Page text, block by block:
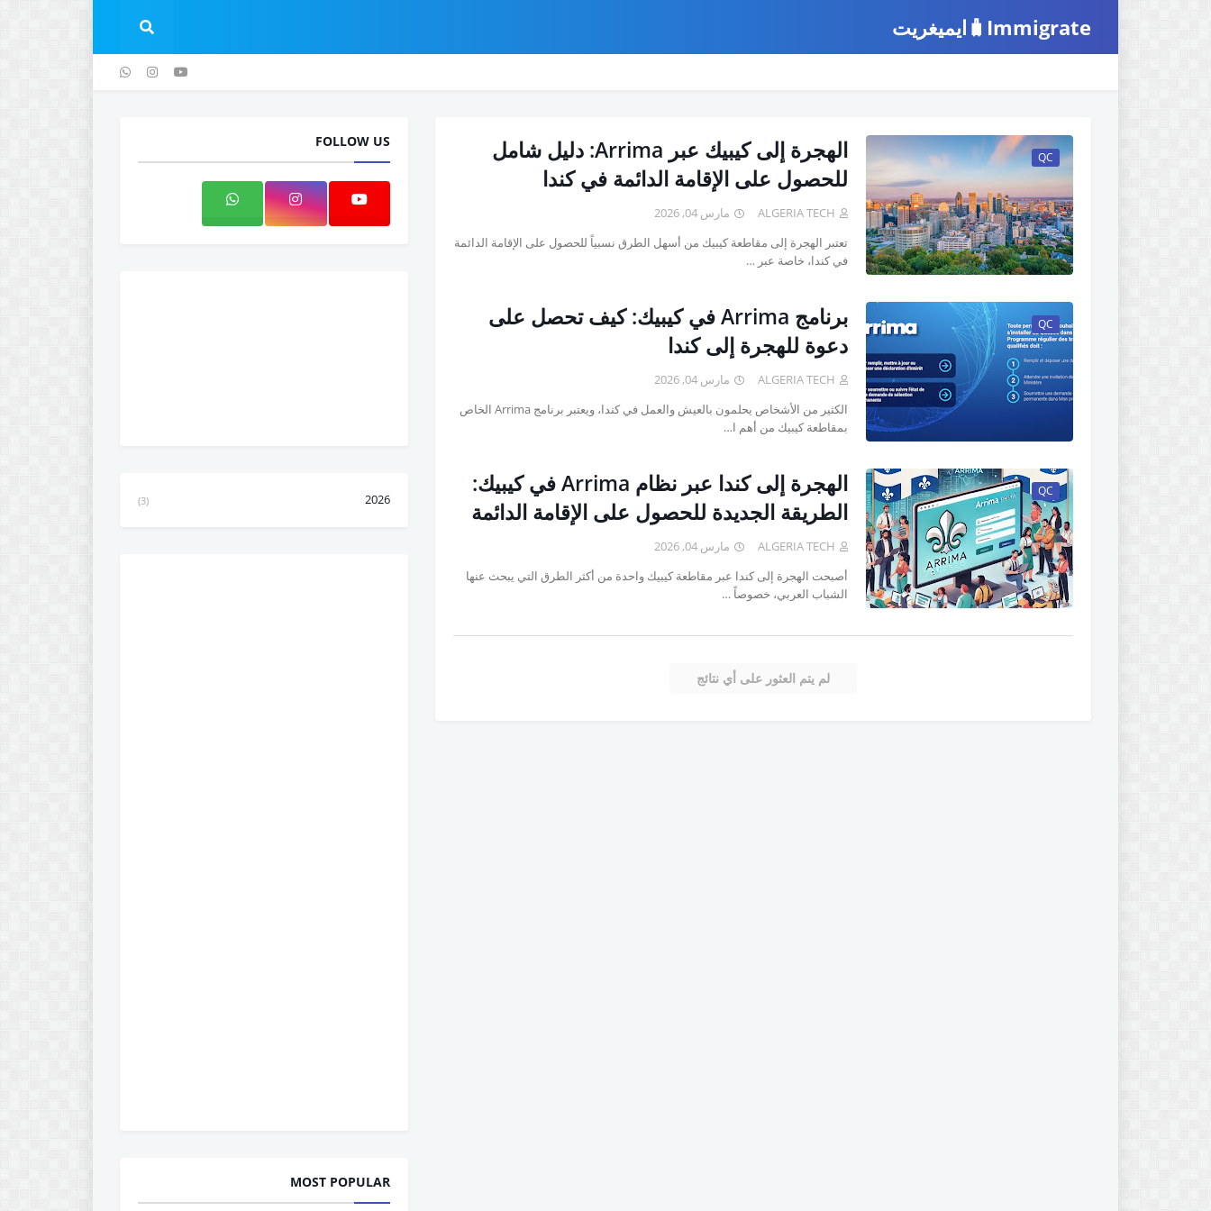
Immigrate🧳ايميغريت
QC
الهجرة إلى كيبيك عبر Arrima: دليل شامل
للحصول على الإقامة الدائمة في كندا
ALGERIA TECH
مارس 04, 2026
تعتبر الهجرة إلى مقاطعة كيبيك من أسهل الطرق نسبياً للحصول على الإقامة الدائمة
في كندا، خاصة عبر …
QC
برنامج Arrima في كيبيك: كيف تحصل على
دعوة للهجرة إلى كندا
ALGERIA TECH
مارس 04, 2026
الكثير من الأشخاص يحلمون بالعيش والعمل في كندا، ويعتبر برنامج Arrima الخاص
بمقاطعة كيبيك من أهم ا…
QC
الهجرة إلى كندا عبر نظام Arrima في كيبيك:
الطريقة الجديدة للحصول على الإقامة الدائمة
ALGERIA TECH
مارس 04, 2026
أصبحت الهجرة إلى كندا عبر مقاطعة كيبيك واحدة من أكثر الطرق التي يبحث عنها
الشباب العربي، خصوصاً …
لم يتم العثور على أي نتائج
FOLLOW US
2026
(3)
MOST POPULAR